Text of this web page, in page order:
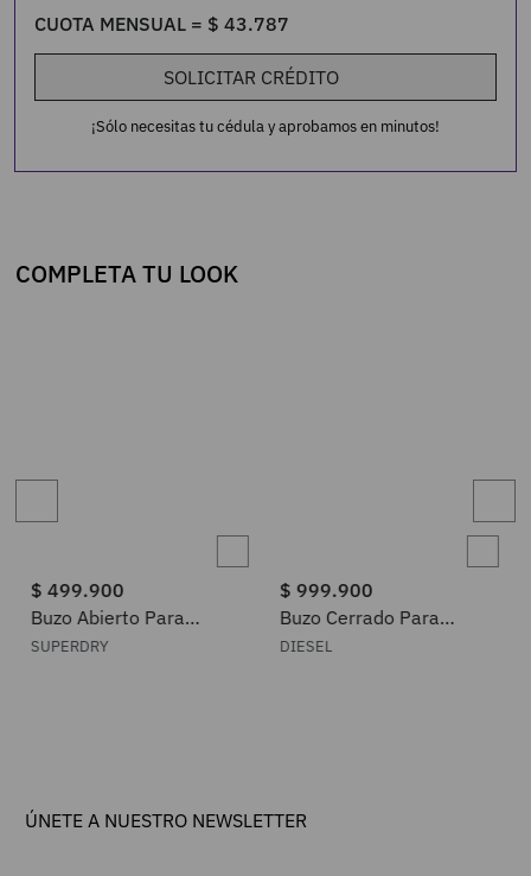
CUOTA MENSUAL = $ 43.787
SOLICITAR CRÉDITO
¡Sólo necesitas tu cédula y aprobamos en minutos!
COMPLETA TU LOOK
$ 499.900
Buzo Abierto Para
Hombre Essential Logo
SUPERDRY
$ 999.900
Buzo Cerrado Para
Hombre S-Boxt-T1 Diesel
DIESEL
ÚNETE A NUESTRO NEWSLETTER